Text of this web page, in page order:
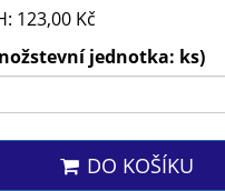
123,00 Kč
jednotka: ks)
DO KOŠÍKU